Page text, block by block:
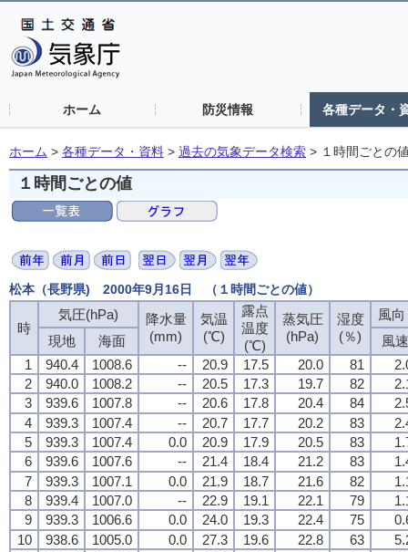
ホーム 防災情報 各種データ・
ホーム > 各種データ・資料 > 過去の気象データ検索 > １時間ごとの
１時間ごとの値
松本（長野県) 2000年9月16日 （１時間ごとの値）
時
気圧(hPa)
降水量
(mm)
気温
(℃)
露点
温度
(℃)
蒸気圧
(hPa)
湿度
(％)
風
現地
海面
風速
1
940.4 1008.6 -- 20.9 17.5 20.0 81
2
940.0 1008.2 -- 20.5 17.3 19.7 82
3
939.6 1007.8 -- 20.6 17.8 20.4 84
4
939.3 1007.4 -- 20.7 17.7 20.2 83
5
939.3 1007.4 0.0 20.9 17.9 20.5 83
6
939.6 1007.6 -- 21.4 18.4 21.2 83
7
939.3 1007.1 0.0 21.9 18.7 21.6 82
8
939.4 1007.0 -- 22.9 19.1 22.1 79
9
939.3 1006.6 0.0 24.0 19.3 22.4 75
10
938.6 1005.0 0.0 27.3 19.6 22.8 63